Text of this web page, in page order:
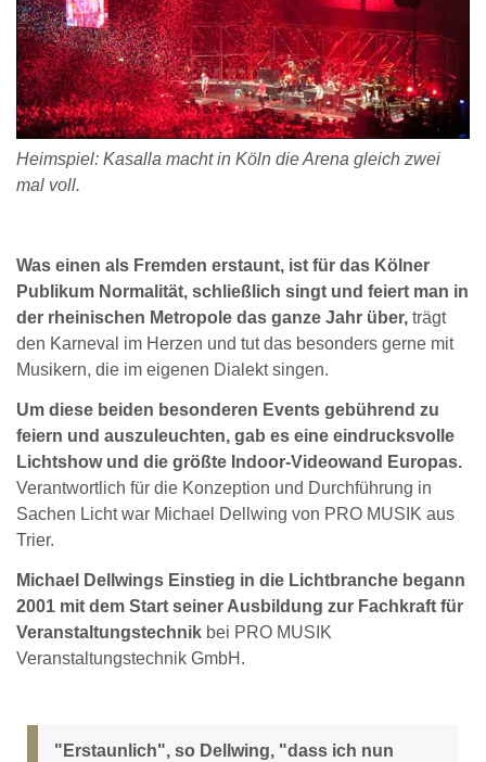
Heimspiel: Kasalla macht in Köln die Arena gleich zwei
mal voll.
Was einen als Fremden erstaunt, ist für das Kölner
Publikum Normalität, schließlich singt und feiert man in
der rheinischen Metropole das ganze Jahr über, trägt
den Karneval im Herzen und tut das besonders gerne mit
Musikern, die im eigenen Dialekt singen.
Um diese beiden besonderen Events gebührend zu
feiern und auszuleuchten, gab es eine eindrucksvolle
Lichtshow und die größte Indoor-Videowand Europas.
Verantwortlich für die Konzeption und Durchführung in
Sachen Licht war Michael Dellwing von PRO MUSIK aus
Trier.
Michael Dellwings Einstieg in die Lichtbranche begann
2001 mit dem Start seiner Ausbildung zur Fachkraft für
Veranstaltungstechnik bei PRO MUSIK
Veranstaltungstechnik GmbH.
"Erstaunlich", so Dellwing, "dass ich nun